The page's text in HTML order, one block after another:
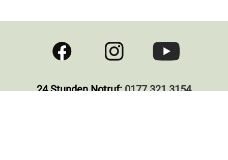
24 Stunden Notruf:0177 321 3154